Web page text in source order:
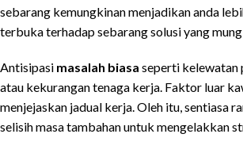
sebarang kemungkinan menjadikan anda
terbuka terhadap sebarang solusi yang
Antisipasi masalah biasa seperti kelewatan
atau kekurangan tenaga kerja. Faktor luar
menjejaskan jadual kerja. Oleh itu, sentiasa
selisih masa tambahan untuk mengelakkan